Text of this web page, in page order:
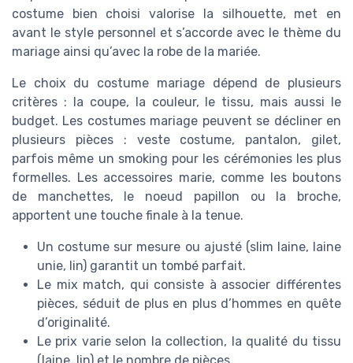
costume bien choisi valorise la silhouette, met en
avant le style personnel et s’accorde avec le thème du
mariage ainsi qu’avec la robe de la mariée.
Le choix du costume mariage dépend de plusieurs
critères : la coupe, la couleur, le tissu, mais aussi le
budget. Les costumes mariage peuvent se décliner en
plusieurs pièces : veste costume, pantalon, gilet,
parfois même un smoking pour les cérémonies les plus
formelles. Les accessoires marie, comme les boutons
de manchettes, le noeud papillon ou la broche,
apportent une touche finale à la tenue.
Un costume sur mesure ou ajusté (slim laine, laine
unie, lin) garantit un tombé parfait.
Le mix match, qui consiste à associer différentes
pièces, séduit de plus en plus d’hommes en quête
d’originalité.
Le prix varie selon la collection, la qualité du tissu